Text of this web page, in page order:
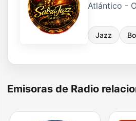
Atlántico -
Jazz
Emisoras de Radio